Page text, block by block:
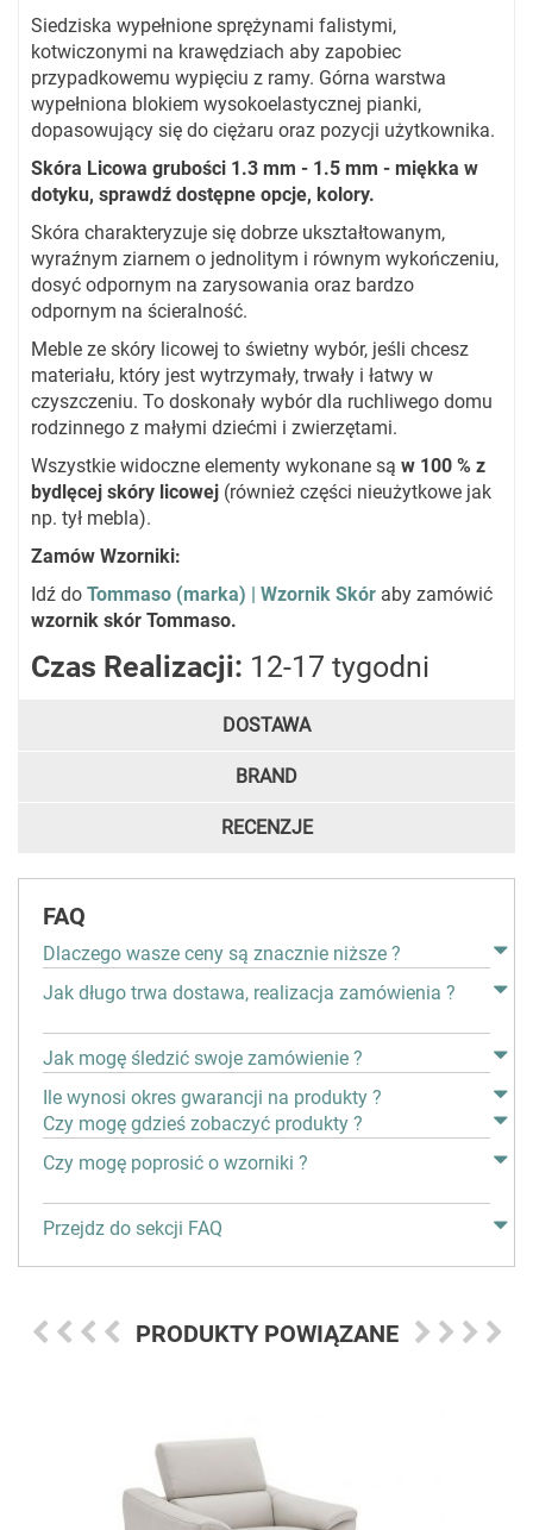
Siedziska wypełnione sprężynami falistymi,
kotwiczonymi na krawędziach aby zapobiec
przypadkowemu wypięciu z ramy. Górna warstwa
wypełniona blokiem wysokoelastycznej pianki,
dopasowujący się do ciężaru oraz pozycji użytkownika.
Skóra Licowa grubości 1.3 mm - 1.5 mm - miękka w
dotyku, sprawdź dostępne opcje, kolory.
Skóra charakteryzuje się dobrze ukształtowanym,
wyraźnym ziarnem o jednolitym i równym wykończeniu,
dosyć odpornym na zarysowania oraz bardzo
odpornym na ścieralność.
Meble ze skóry licowej to świetny wybór, jeśli chcesz
materiału, który jest wytrzymały, trwały i łatwy w
czyszczeniu. To doskonały wybór dla ruchliwego domu
rodzinnego z małymi dziećmi i zwierzętami.
Wszystkie widoczne elementy wykonane są w 100 % z
bydlęcej skóry licowej (również części nieużytkowe jak
np. tył mebla).
Zamów Wzorniki:
Idź do Tommaso (marka) | Wzornik Skór aby zamówić
wzornik skór Tommaso.
Czas Realizacji: 12-17 tygodni
DOSTAWA
BRAND
RECENZJE
FAQ
Dlaczego wasze ceny są znacznie niższe ?
Jak długo trwa dostawa, realizacja zamówienia ?
Jak mogę śledzić swoje zamówienie ?
Ile wynosi okres gwarancji na produkty ?
Czy mogę gdzieś zobaczyć produkty ?
Czy mogę poprosić o wzorniki ?
Przejdz do sekcji FAQ
PRODUKTY POWIĄZANE